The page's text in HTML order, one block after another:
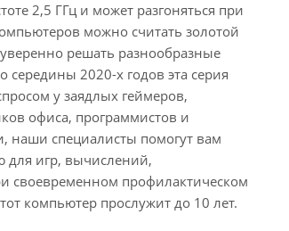
2,5 ГГц и может разгоняться при
можно считать золотой
решать разнообразные
2020-х годов эта серия
у заядлых геймеров,
офиса, программистов и
наши специалисты помогут вам
для игр, вычислений,
своевременном профилактическом
компьютер прослужит до 10 лет.